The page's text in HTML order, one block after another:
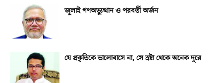
জুলাই গণঅভ্যুত্থান ও পরবর্তী অর্জন
যে প্রকৃতিকে ভালোবাসে না, সে স্রষ্টা থেকে অনেক দূরে